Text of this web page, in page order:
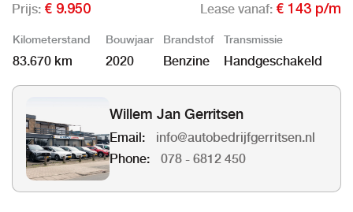
Prijs: € 9.950 Lease vanaf: € 143 p/m
Kilometerstand
83.670 km
Bouwjaar
2020
Brandstof
Benzine
Transmissie
Handgeschakeld
Willem Jan Gerritsen
Email:
info@autobedrijfgerritsen.nl
Phone:
078 - 6812 450